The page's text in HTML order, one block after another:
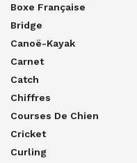
Boxe Française
Bridge
Canoë-Kayak
Carnet
Catch
Chiffres
Courses De Chien
Cricket
Curling